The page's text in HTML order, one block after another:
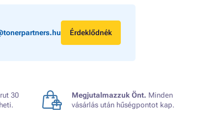
Érdeklődnék
30
Megjutalmazzuk Önt. Minden
vásárlás után hűségpontot kap.